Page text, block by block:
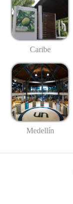
Caribe
Medellín